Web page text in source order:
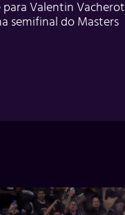
para Valentin Vacherot
semifinal do Masters